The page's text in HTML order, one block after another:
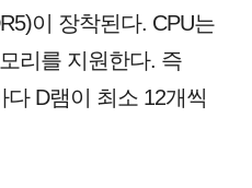
이 장착된다. CPU는
리를 지원한다. 즉
D램이 최소 12개씩